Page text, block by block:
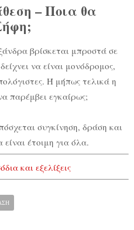
– Ποια θα
βρίσκεται μπροστά σε
να είναι μονόδρομος,
Ή μήπως τελικά η
παρέμβει εγκαίρως;
συγκίνηση, δράση και
έτοιμη για όλα.
και εξελίξεις